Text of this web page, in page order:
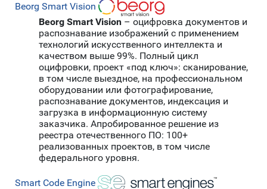
Beorg Smart Vision
Beorg Smart Vision – оцифровка документов и
распознавание изображений с применением
технологий искусственного интеллекта и
качеством выше 99%. Полный цикл
оцифровки, проект «под ключ»: сканирование,
в том числе выездное, на профессиональном
оборудовании или фотографирование,
распознавание документов, индексация и
загрузка в информационную систему
заказчика. Апробированное решение из
реестра отечественного ПО: 100+
реализованных проектов, в том числе
федерального уровня.
Smart Code Engine